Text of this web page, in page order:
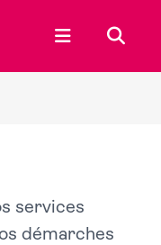
Ouvrir le
services
démarches